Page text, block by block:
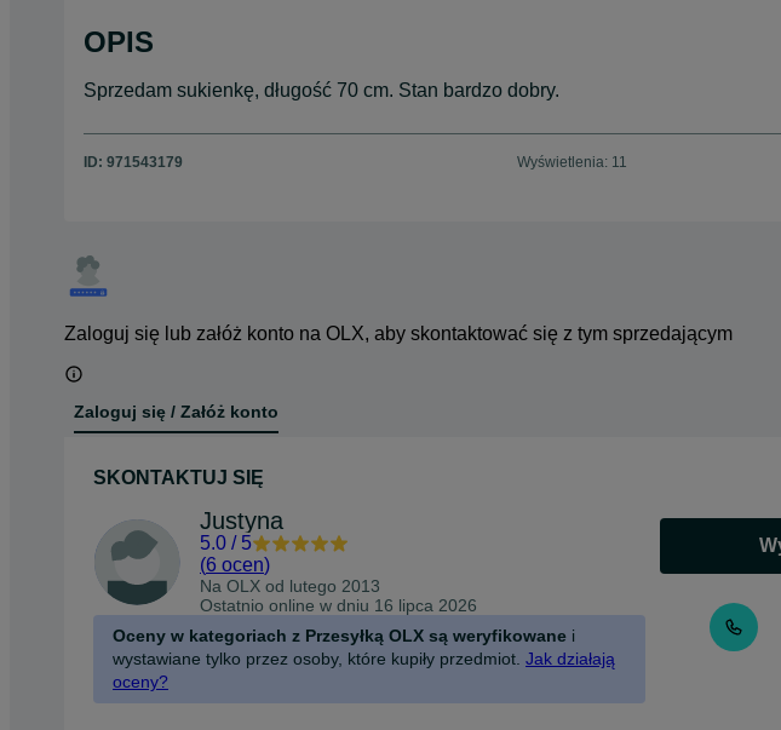
OPIS
Sprzedam sukienkę, długość 70 cm. Stan bardzo dobry.
ID: 971543179 Wyświetlenia: 11
Zaloguj się lub załóż konto na OLX, aby skontaktować się z tym sprzedającym
Zaloguj się / Załóż konto
SKONTAKTUJ SIĘ
Justyna
5.0 / 5
(6 ocen)
Na OLX od lutego 2013
Ostatnio online w dniu 16 lipca 2026
Oceny w kategoriach z Przesyłką OLX są weryfikowane i
wystawiane tylko przez osoby, które kupiły przedmiot. Jak działają
oceny?